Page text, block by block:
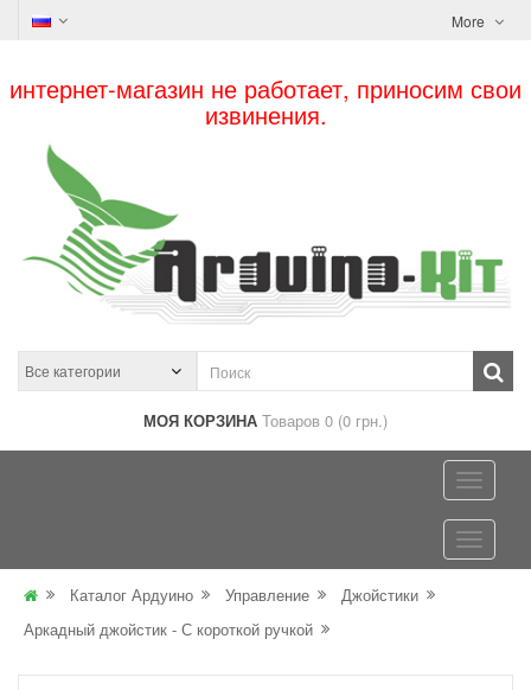
More
интернет-магазин не работает, приносим свои
извинения.
МОЯ КОРЗИНА Товаров 0 (0 грн.)
Каталог Ардуино Управление
Джойстики
Аркадный джойстик - С короткой ручкой